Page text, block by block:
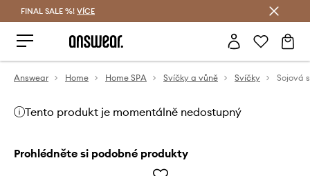
FINAL SALE %! VÍCE
Answear Home Home SPA Svíčky a vůně Svíčky
Tento produkt je momentálně nedostupný
Prohlédněte si podobné produkty